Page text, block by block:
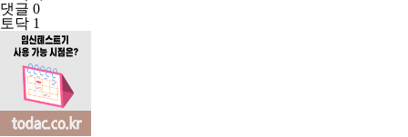
댓글 0
토닥 1